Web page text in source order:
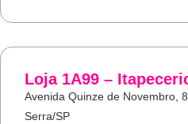
Loja 1A99 –
Avenida Quinze de Novembro,
Serra/SP